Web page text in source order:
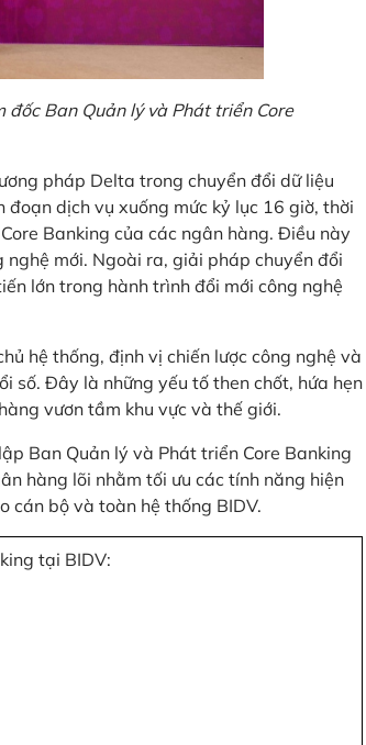
đốc Ban Quản lý và Phát triển Core
pháp Delta trong chuyển đổi dữ liệu
dịch vụ xuống mức kỷ lục 16 giờ, thời
Banking của các ngân hàng. Điều này
mới. Ngoài ra, giải pháp chuyển đổi
lớn trong hành trình đổi mới công nghệ
hệ thống, định vị chiến lược công nghệ và
số. Đây là những yếu tố then chốt, hứa hẹn
vươn tầm khu vực và thế giới.
Ban Quản lý và Phát triển Core Banking
hàng lõi nhằm tối ưu các tính năng hiện
cán bộ và toàn hệ thống BIDV.
tại BIDV: